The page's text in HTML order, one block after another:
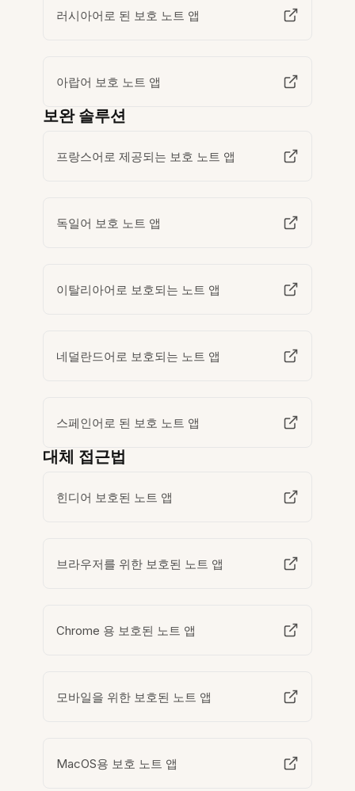
러시아어로 된 보호 노트 앱
아랍어 보호 노트 앱
보완 솔루션
프랑스어로 제공되는 보호 노트 앱
독일어 보호 노트 앱
이탈리아어로 보호되는 노트 앱
네덜란드어로 보호되는 노트 앱
스페인어로 된 보호 노트 앱
대체 접근법
힌디어 보호된 노트 앱
브라우저를 위한 보호된 노트 앱
Chrome 용 보호된 노트 앱
모바일을 위한 보호된 노트 앱
MacOS용 보호 노트 앱